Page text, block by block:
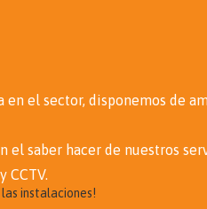
en el sector, disponemos de
el saber hacer de nuestros
CCTV.
instalaciones!